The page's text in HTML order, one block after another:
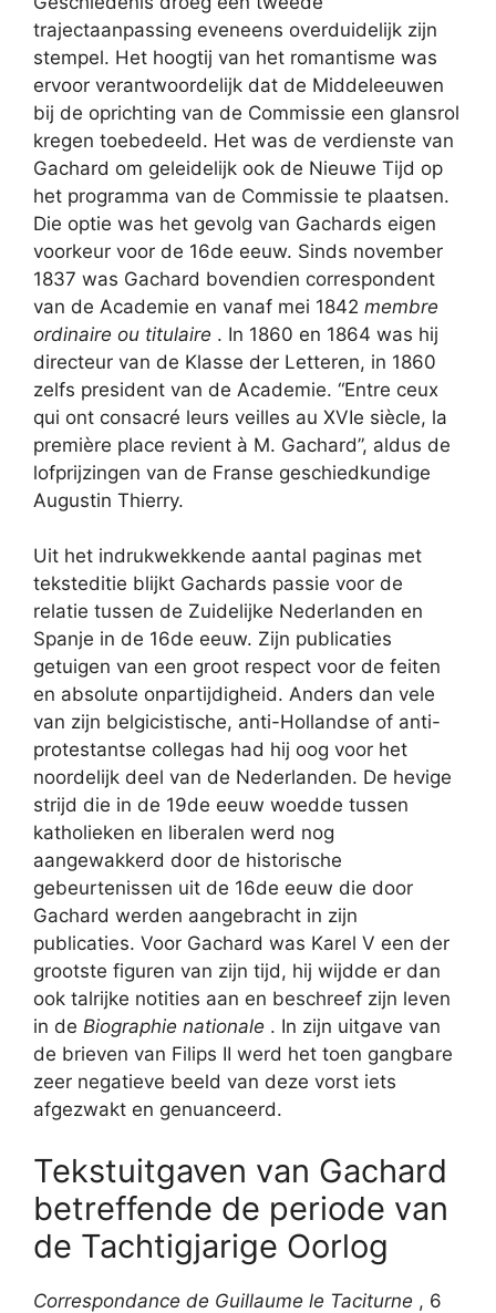
trajectaanpassing eveneens overduidelijk zijn
stempel. Het hoogtij van het romantisme was
ervoor verantwoordelijk dat de Middeleeuwen
bij de oprichting van de Commissie een glansrol
kregen toebedeeld. Het was de verdienste van
Gachard om geleidelijk ook de Nieuwe Tijd op
het programma van de Commissie te plaatsen.
Die optie was het gevolg van Gachards eigen
voorkeur voor de 16de eeuw. Sinds november
1837 was Gachard bovendien correspondent
van de Academie en vanaf mei 1842 membre
ordinaire ou titulaire . In 1860 en 1864 was hij
directeur van de Klasse der Letteren, in 1860
zelfs president van de Academie. “Entre ceux
qui ont consacré leurs veilles au XVIe siècle, la
première place revient à M. Gachard”, aldus de
lofprijzingen van de Franse geschiedkundige
Augustin Thierry.
Uit het indrukwekkende aantal paginas met
teksteditie blijkt Gachards passie voor de
relatie tussen de Zuidelijke Nederlanden en
Spanje in de 16de eeuw. Zijn publicaties
getuigen van een groot respect voor de feiten
en absolute onpartijdigheid. Anders dan vele
van zijn belgicistische, anti-Hollandse of anti-
protestantse collegas had hij oog voor het
noordelijk deel van de Nederlanden. De hevige
strijd die in de 19de eeuw woedde tussen
katholieken en liberalen werd nog
aangewakkerd door de historische
gebeurtenissen uit de 16de eeuw die door
Gachard werden aangebracht in zijn
publicaties. Voor Gachard was Karel V een der
grootste figuren van zijn tijd, hij wijdde er dan
ook talrijke notities aan en beschreef zijn leven
in de Biographie nationale . In zijn uitgave van
de brieven van Filips II werd het toen gangbare
zeer negatieve beeld van deze vorst iets
afgezwakt en genuanceerd.
Tekstuitgaven van Gachard
betreffende de periode van
de Tachtigjarige Oorlog
Correspondance de Guillaume le Taciturne , 6